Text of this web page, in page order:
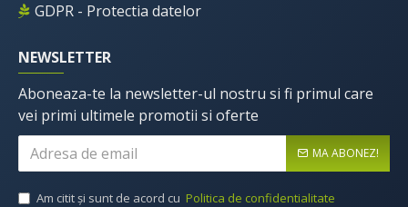
GDPR - Protectia datelor
NEWSLETTER
Aboneaza-te la newsletter-ul nostru si fi primul care
vei primi ultimele promotii si oferte
MA ABONEZ!
Am citit şi sunt de acord cu Politica de confidentialitate